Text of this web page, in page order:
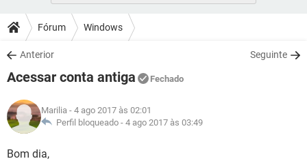
CELULAR
OUTLOOK
INSTAGRAM GMAIL
GUIA DE COMPRAS
DICAS
JOGOS
INSTAGRAM
GUIA DE COMPRAS
DOWNLOADS
JOGOS WHATSAPP
CELULAR
OUTLOOK EXCEL
INSTAGRAM
JOGOS
CELULAR
OUTLOOK
GLOSSÁRIO
JOGOS
Fórum Windows
Anterior Seguinte
Acessar conta antiga Fechado
Marilia - 4 ago 2017 às 02:01
Perfil bloqueado - 4 ago 2017 às 03:49
Bom dia,